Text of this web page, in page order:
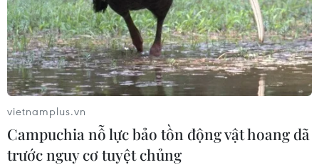
vietnamplus.vn
Campuchia nỗ lực bảo tồn động vật hoang dã
trước nguy cơ tuyệt chủng